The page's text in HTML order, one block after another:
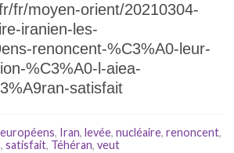
fr/moyen-orient/20210304-
iranien-les-
renoncent-%C3%A0-leur-
%C3%A0-l-aiea-
satisfait
européens, Iran, levée, nucléaire, renoncent,
, satisfait, Téhéran, veut